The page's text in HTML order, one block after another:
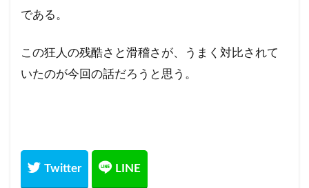
である。
この狂人の残酷さと滑稽さが、うまく対比されて
いたのが今回の話だろうと思う。